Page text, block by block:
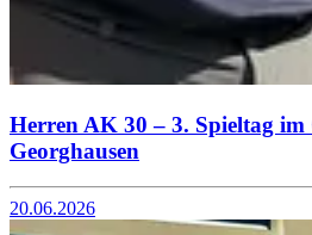
Herren AK 30 – 3. Spieltag im
Georghausen
20.06.2026